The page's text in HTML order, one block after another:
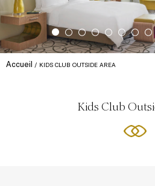
Accueil KIDS CLUB OUTSIDE AREA
Kids Club